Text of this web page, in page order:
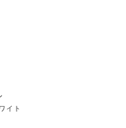
イト